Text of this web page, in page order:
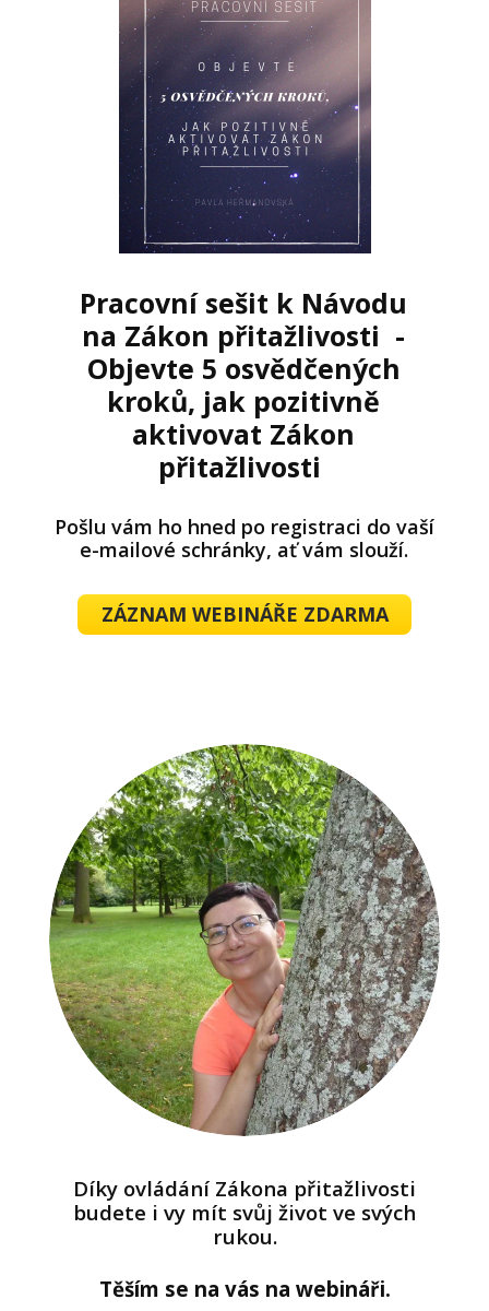
Pracovní sešit k Návodu
na Zákon přitažlivosti -
Objevte 5 osvědčených
kroků, jak pozitivně
aktivovat Zákon
přitažlivosti
Pošlu vám ho hned po registraci do vaší
e-mailové schránky, ať vám slouží.
ZÁZNAM WEBINÁŘE ZDARMA
Díky ovládání Zákona přitažlivosti
budete i vy mít svůj život ve svých
rukou.
Těším se na vás na webináři.